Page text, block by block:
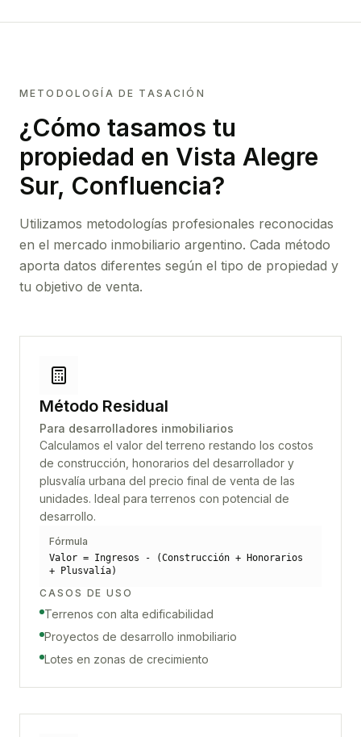
METODOLOGÍA DE TASACIÓN
¿Cómo tasamos tu
propiedad en Vista Alegre
Sur, Confluencia?
Utilizamos metodologías profesionales reconocidas
en el mercado inmobiliario argentino. Cada método
aporta datos diferentes según el tipo de propiedad y
tu objetivo de venta.
Método Residual
Para desarrolladores inmobiliarios
Calculamos el valor del terreno restando los costos
de construcción, honorarios del desarrollador y
plusvalía urbana del precio final de venta de las
unidades. Ideal para terrenos con potencial de
desarrollo.
Fórmula
Valor = Ingresos - (Construcción + Honorarios
+ Plusvalía)
CASOS DE USO
Terrenos con alta edificabilidad
Proyectos de desarrollo inmobiliario
Lotes en zonas de crecimiento